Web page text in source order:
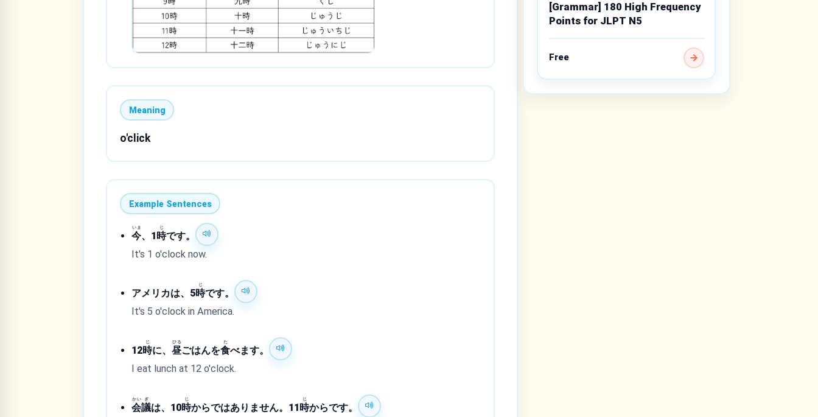
Meaning
o'click
Example Sentences
今
いま
、1時
じ
です。
It's 1 o'clock now.
アメリカは、5時
じ
です。
It's 5 o'clock in America.
12時
じ
に、昼
ひる
ごはんを食
た
べます。
I eat lunch at 12 o'clock.
会
かい
議
ぎ
は、10時
じ
からではありません。11時
じ
からです。
[Grammar] 180 High Frequency
Points for JLPT N5
Free